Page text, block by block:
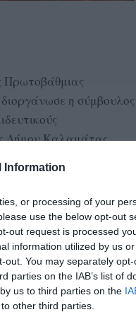
Information
or processing of your
use the below opt-out
out request is processed
information utilized by us
You may separately
parties on the IAB’s list of
us to third parties on the
other third parties.
Πρωτοβάθμιας
η σύμβουλος
Δήμου Καλαμάτας.
λειτουργό και
οι οποίες
Προγράμματα
σε παράγοντες